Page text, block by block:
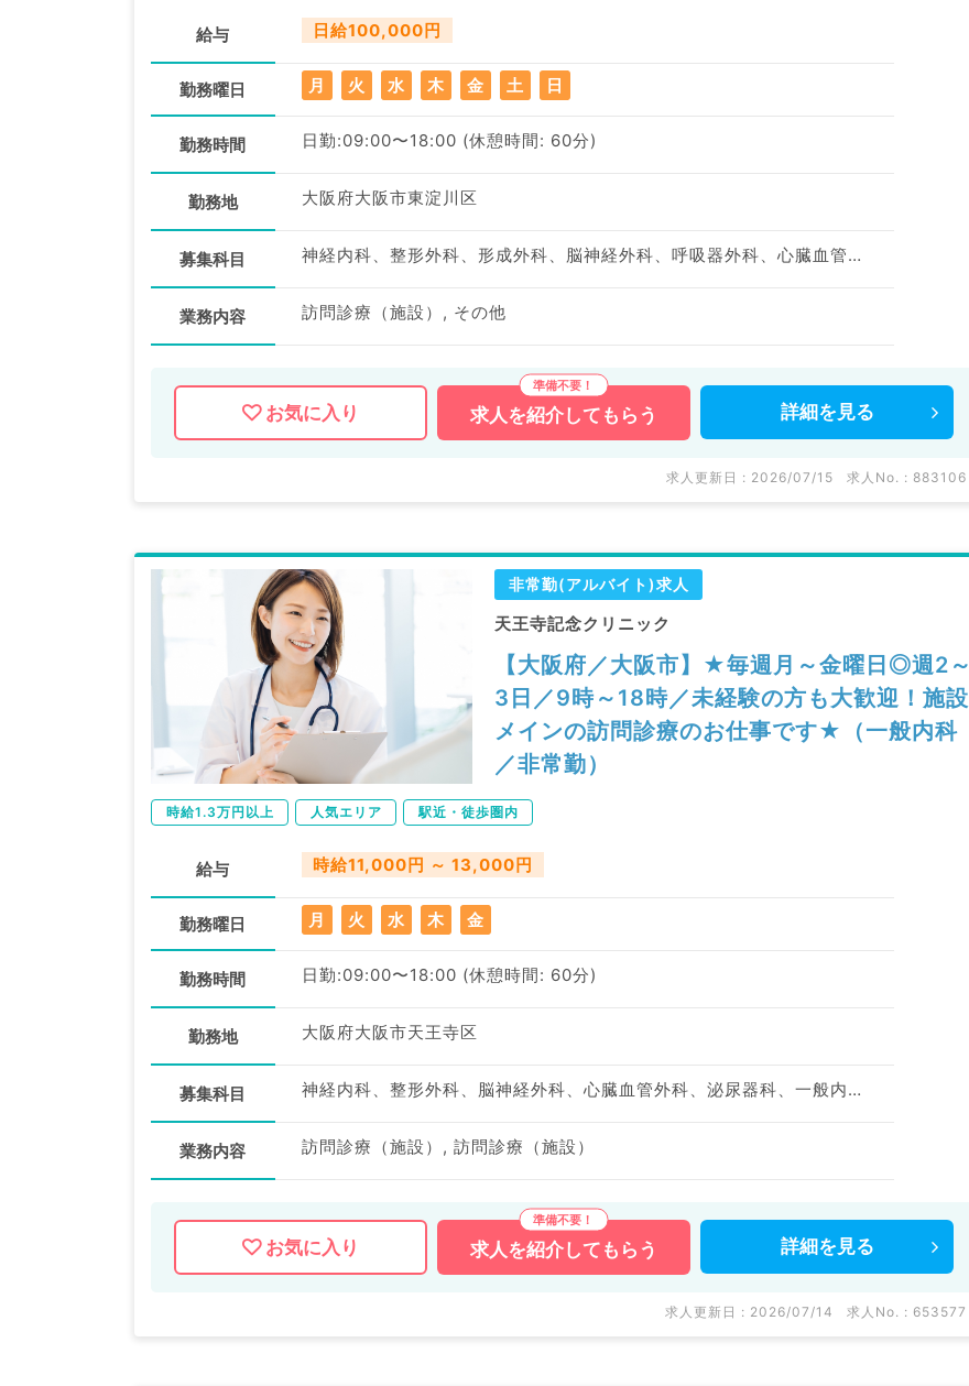
給与 日給100,000円
勤務曜日 月 火 水 木 金 土 日
勤務時間 日勤:09:00〜18:00 (休憩時間: 60分)
勤務地 大阪府大阪市東淀川区
募集科目 神経内科、整形外科、形成外科、脳神経外科、呼吸器外科、心臓血管外科、泌尿器科、一般内科、循環器内科、呼吸器内科、消化器内科、内分泌・代謝内科、腎臓内科、老年内科、血液内科、外科系全般、一般外科、消化器外科、乳腺外科、膠原病科、大腸・肛門外科
業務内容 訪問診療（施設）, その他
お気に入り 求人を紹介してもらう 詳細を 見る
求人更新日 : 2026/07/15 求人No. : 883106
非常勤(アルバイト)求人
天王寺記念クリニック
【大阪府／大阪市】★毎週月～金曜日◎週2～
3日／9時～18時／未経験の方も大歓迎！施設
メインの訪問診療のお仕事です★（一般内科
／非常勤）
時給1.3万円以上 人気エリア 駅近・徒歩圏内
給与 時給11,000円 ～ 13,000円
勤務曜日 月 火 水 木 金
勤務時間 日勤:09:00〜18:00 (休憩時間: 60分)
勤務地 大阪府大阪市天王寺区
募集科目 神経内科、整形外科、脳神経外科、心臓血管外科、泌尿器科、一般内科、循環器内科、呼吸器内科、消化器内科、内分泌・代謝内科、腎臓内科、老年内科、血液内科、外科系全般、一般外科、消化器外科、膠原病科
業務内容 訪問診療（施設）, 訪問診療（施設）
お気に入り 求人を紹介してもらう 詳細を 見る
求人更新日 : 2026/07/14 求人No. : 653577